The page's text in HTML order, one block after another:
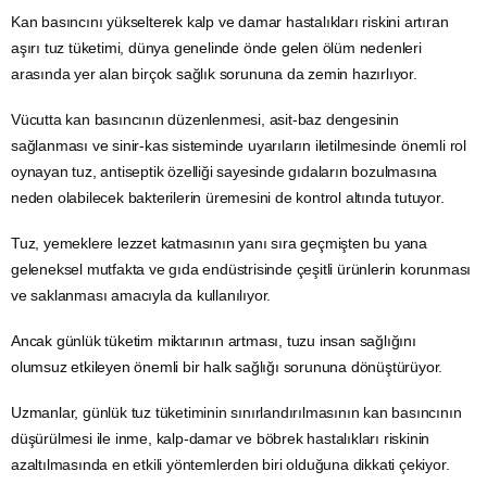
Kan basıncını yükselterek kalp ve damar hastalıkları riskini artıran
aşırı tuz tüketimi, dünya genelinde önde gelen ölüm nedenleri
arasında yer alan birçok sağlık sorununa da zemin hazırlıyor.
Vücutta kan basıncının düzenlenmesi, asit-baz dengesinin
sağlanması ve sinir-kas sisteminde uyarıların iletilmesinde önemli rol
oynayan tuz, antiseptik özelliği sayesinde gıdaların bozulmasına
neden olabilecek bakterilerin üremesini de kontrol altında tutuyor.
Tuz, yemeklere lezzet katmasının yanı sıra geçmişten bu yana
geleneksel mutfakta vegıda endüstrisinde çeşitli ürünlerin korunması
ve saklanması amacıyla da kullanılıyor.
Ancak günlük tüketim miktarının artması, tuzu insan sağlığını
olumsuz etkileyen önemli bir halk sağlığı sorununa dönüştürüyor.
Uzmanlar, günlük tuz tüketiminin sınırlandırılmasının kan basıncının
düşürülmesi ile inme, kalp-damar ve böbrek hastalıkları riskinin
azaltılmasında en etkili yöntemlerden biri olduğuna dikkati çekiyor.